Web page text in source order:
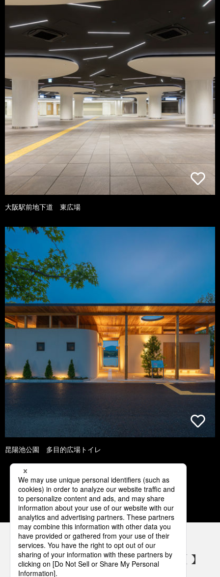
大阪駅前地下道 東広場
昆陽池公園 多目的広場トイレ
1 2 3 4 5
パナソニックの電気設備 SNSアカウント